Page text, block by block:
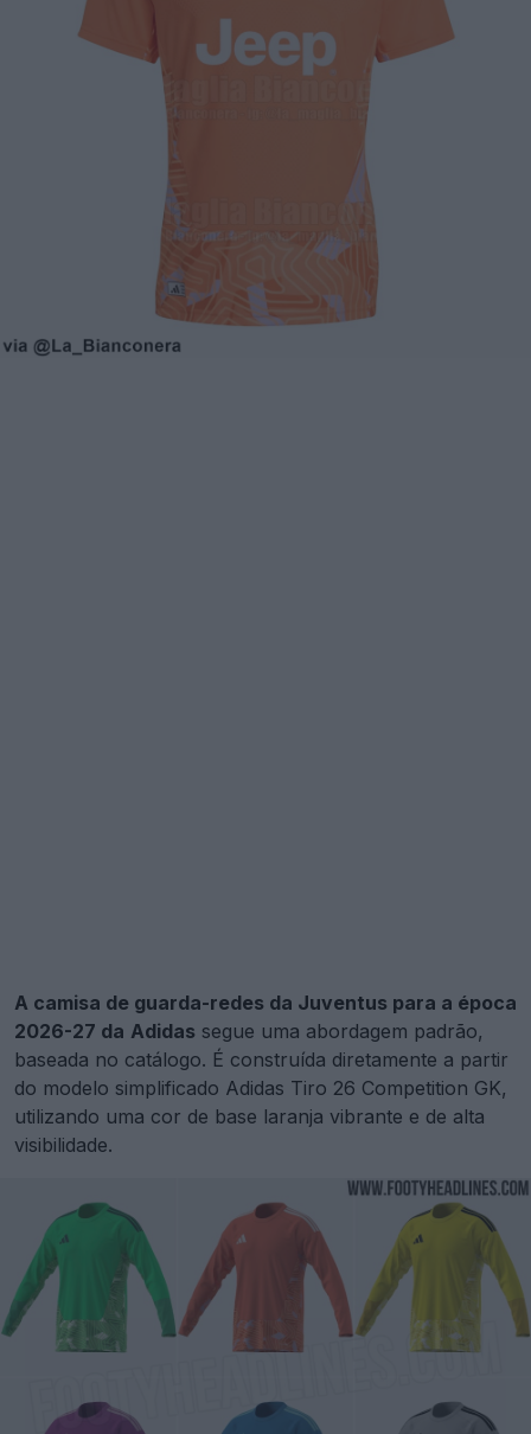
A camisa de guarda-redes da Juventus para a época
2026-27 da Adidas segue uma abordagem padrão,
baseada no catálogo. É construída diretamente a partir
do modelo simplificado Adidas Tiro 26 Competition GK,
utilizando uma cor de base laranja vibrante e de alta
visibilidade.